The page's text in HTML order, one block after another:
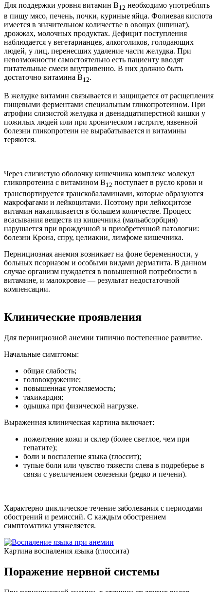
Для поддержки уровня витамин В12 необходимо употреблять
в пищу мясо, печень, почки, куриные яйца. Фолиевая кислота
имеется в значительном количестве в овощах (шпинат),
дрожжах, молочных продуктах. Дефицит поступления
наблюдается у вегетарианцев, алкоголиков, голодающих
людей, у лиц, перенесших удаление части желудка. При
невозможности самостоятельно есть пациенту вводят
питательные смеси внутривенно. В них должно быть
достаточно витамина В12.
В желудке витамин связывается и защищается от расщепления
пищевыми ферментами специальным гликопротеином. При
атрофии слизистой желудка и двенадцатиперстной кишки у
пожилых людей или при хроническом гастрите, язвенной
болезни гликопротеин не вырабатывается и витамины
теряются.
Через слизистую оболочку кишечника комплекс молекул
гликопротеина с витамином В12 поступает в русло крови и
транспортируется транскобаламинами, которые образуются
макрофагами и лейкоцитами. Поэтому при лейкоцитозе
витамин накапливается в большем количестве. Процесс
всасывания веществ из кишечника (мальабсорбция)
нарушается при врожденной и приобретенной патологии:
болезни Крона, спру, целиакии, лимфоме кишечника.
Пернициозная анемия возникает на фоне беременности, у
больных псориазом и особыми видами дерматита. В данном
случае организм нуждается в повышенной потребности в
витамине, и малокровие — результат недостаточной
компенсации.
Клинические проявления
Для пернициозной анемии типично постепенное развитие.
Начальные симптомы:
общая слабость;
головокружение;
повышенная утомляемость;
тахикардия;
одышка при физической нагрузке.
Выраженная клиническая картина включает:
пожелтение кожи и склер (более светлое, чем при
гепатите);
боли и воспаление языка (глоссит);
тупые боли или чувство тяжести слева в подреберье в
связи с увеличением селезенки (редко и печени).
Характерно циклическое течение заболевания с периодами
обострений и ремиссий. С каждым обострением
симптоматика утяжеляется.
Картина воспаления языка (глоссита)
Поражение нервной системы